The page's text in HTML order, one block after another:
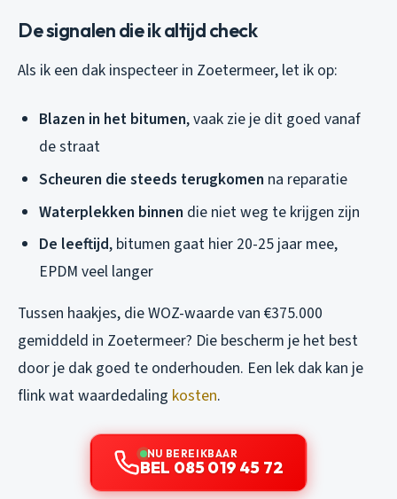
De signalen die ik altijd check
Als ik een dak inspecteer in Zoetermeer, let ik op:
Blazen in het bitumen, vaak zie je dit goed vanaf
de straat
Scheuren die steeds terugkomen na reparatie
Waterplekken binnen die niet weg te krijgen zijn
De leeftijd, bitumen gaat hier 20-25 jaar mee,
EPDM veel langer
Tussen haakjes, die WOZ-waarde van €375.000
gemiddeld in Zoetermeer? Die bescherm je het best
door je dak goed te onderhouden. Een lek dak kan je
flink wat waardedaling kosten.
NU BEREIKBAAR
BEL 085 019 45 72